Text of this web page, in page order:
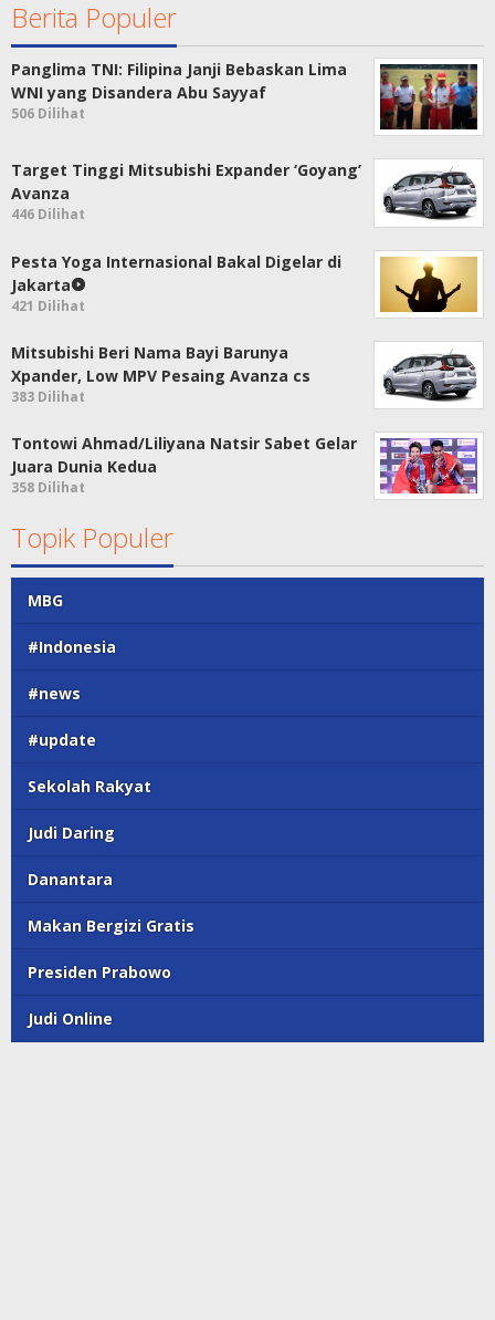
Berita Populer
Panglima TNI: Filipina Janji Bebaskan Lima
WNI yang Disandera Abu Sayyaf
506 Dilihat
Target Tinggi Mitsubishi Expander ‘Goyang’
Avanza
446 Dilihat
Pesta Yoga Internasional Bakal Digelar di
Jakarta
421 Dilihat
Mitsubishi Beri Nama Bayi Barunya
Xpander, Low MPV Pesaing Avanza cs
383 Dilihat
Tontowi Ahmad/Liliyana Natsir Sabet Gelar
Juara Dunia Kedua
358 Dilihat
Topik Populer
MBG
#Indonesia
#news
#update
Sekolah Rakyat
Judi Daring
Danantara
Makan Bergizi Gratis
Presiden Prabowo
Judi Online